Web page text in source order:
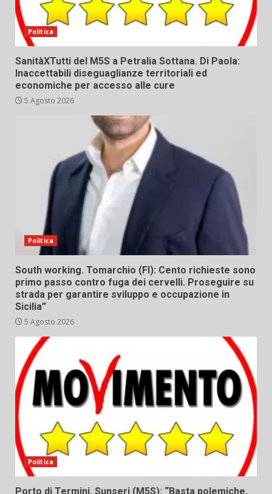
Politica
SanitàXTutti del M5S a Petralia Sottana. Di Paola:
Inaccettabili diseguaglianze territoriali ed
economiche per accesso alle cure
5 Agosto 2026
Politica
South working. Tomarchio (FI): Cento richieste sono
primo passo contro fuga dei cervelli. Proseguire su
strada per garantire sviluppo e occupazione in
Sicilia”
5 Agosto 2026
Politica
Porto di Termini, Sunseri (M5S): “Basta polemiche,